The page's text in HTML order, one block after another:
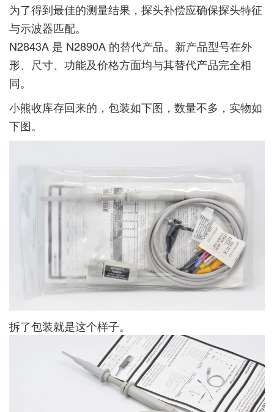
为了得到最佳的测量结果，探头补偿应确保探头特征
与示波器匹配。
N2843A 是 N2890A 的替代产品。新产品型号在外
形、尺寸、功能及价格方面均与其替代产品完全相
同。
小熊收库存回来的，包装如下图，数量不多，实物如
下图。
拆了包装就是这个样子。